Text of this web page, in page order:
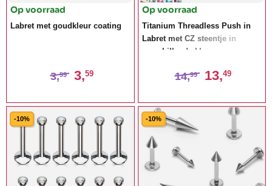
Op voorraad
Labret met goudkleur coating
3,99 3,59
Op voorraad
Titanium Threadless Push in
Labret met CZ steentje in
verschillende kleuren
14,99 13,49
-10% -10%